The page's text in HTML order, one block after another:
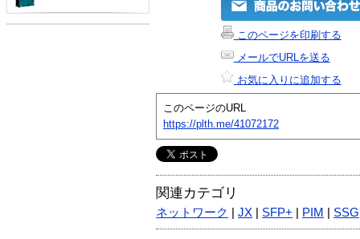
このページを印刷する
メールでURLを送る
お気に入りに追加する
このページのURL
https://plth.me/41072172
関連カテゴリ
ネットワーク JX SFP+ PIM SSG